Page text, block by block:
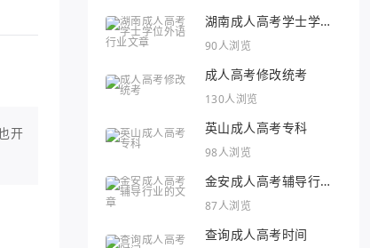
开
湖南成人高考学士学位
外语行业文章
90人浏览
成人高考修改统考
130人浏览
英山成人高考专科
98人浏览
金安成人高考辅导行业
的文章
87人浏览
查询成人高考时间